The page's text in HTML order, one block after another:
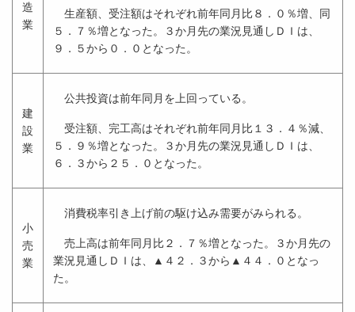
造
業
生産額、受注額はそれぞれ前年同月比８．０％増、同
５．７％増となった。３か月先の業況見通しＤＩは、
９．５から０．０となった。
建
設
業
公共投資は前年同月を上回っている。
受注額、完工高はそれぞれ前年同月比１３．４％減、
５．９％増となった。３か月先の業況見通しＤＩは、
６．３から２５．０となった。
小
売
業
消費税率引き上げ前の駆け込み需要がみられる。
売上高は前年同月比２．７％増となった。３か月先の
業況見通しＤＩは、▲４２．３から▲４４．０となっ
た。